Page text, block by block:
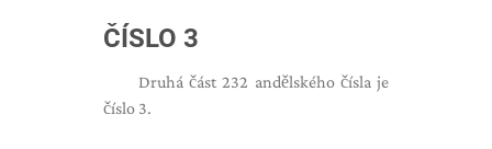
ČÍSLO 3
Druhá část 232 andělského čísla je
číslo 3.